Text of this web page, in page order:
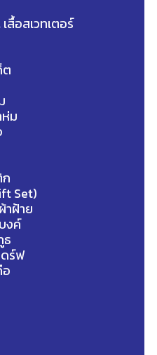
สื้อสเวทเตอร์
ต
ม
Set)
าฝ้าย
งค์
ธ
ร์ฟ